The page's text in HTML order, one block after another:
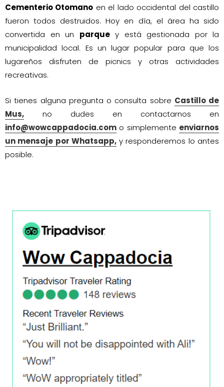
Cementerio Otomano en el lado occidental del castillo
fueron todos destruidos. Hoy en día, el área ha sido
convertida en un parquey está gestionada por la
municipalidad local. Es un lugar popular para que los
lugareños disfruten de picnics y otras actividades
recreativas.
Si tienes alguna pregunta o consulta sobre Castillo de
Mus, no dudes en contactarnos en
info@wowcappadocia.com o simplemente enviarnos
un mensaje por Whatsapp,y responderemos lo antes
posible.